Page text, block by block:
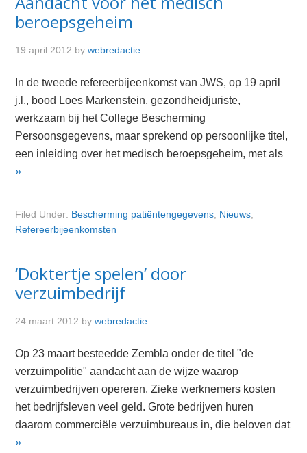
beroepsgeheim
19 april 2012 bywebredactie
In de tweede refereerbijeenkomst van JWS, op 19 april
j.l., bood Loes Markenstein, gezondheidjuriste,
werkzaam bij het College Bescherming
Persoonsgegevens, maar sprekend op persoonlijke titel,
een inleiding over het medisch beroepsgeheim, met als
»
Filed Under: Bescherming patiëntengegevens Nieuws
Refereerbijeenkomsten
‘Doktertje spelen’ door
verzuimbedrijf
24 maart 2012 bywebredactie
Op 23 maart besteedde Zembla onder de titel "de
verzuimpolitie" aandacht aan de wijze waarop
verzuimbedrijven opereren. Zieke werknemers kosten
het bedrijfsleven veel geld. Grote bedrijven huren
daarom commerciële verzuimbureaus in, die beloven dat
»